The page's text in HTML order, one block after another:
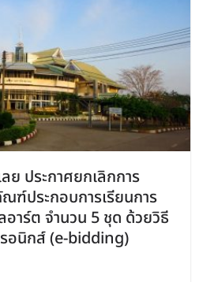
ย ประกาศยกเลิกการ
ฑ์ประกอบการเรียนการ
าร์ต จำนวน 5 ชุด ด้วยวิธี
รอนิกส์ (e-bidding)